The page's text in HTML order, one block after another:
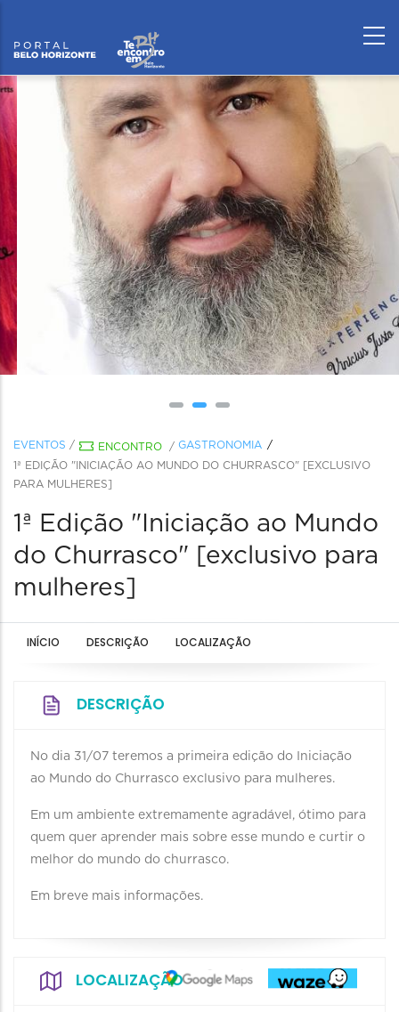
EVENTOS / ENCONTRO / GASTRONOMIA
1ª EDIÇÃO "INICIAÇÃO AO MUNDO DO CHURRASCO" [EXCLUSIVO
PARA MULHERES]
1ª Edição "Iniciação ao Mundo
do Churrasco" [exclusivo para
mulheres]
INÍCIO DESCRIÇÃO LOCALIZAÇÃO
DESCRIÇÃO
No dia 31/07 teremos a primeira edição do Iniciação
ao Mundo do Churrasco exclusivo para mulheres.
Em um ambiente extremamente agradável, ótimo para
quem quer aprender mais sobre esse mundo e curtir o
melhor do mundo do churrasco.
Em breve mais informações.
LOCALIZAÇÃO